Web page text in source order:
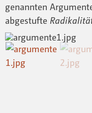
genannten
abgestufte